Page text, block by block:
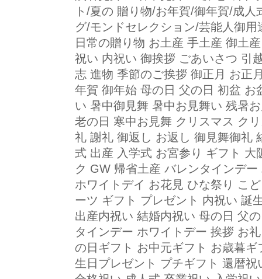
ト/夏の 贈り物/お年賀/御年賀/成
グ/モンドセレクション/芸能人御
日常の贈り物 お土産 手土産 御土
祝い 内祝い 御挨拶 ごあいさつ 引
志 進物 季節のご挨拶 御正月 お正
年賀 御年始 母の日 父の日 初盆
い 暑中御見舞 暑中お見舞い 残暑
老の日 寒中お見舞 クリスマス ク
礼 謝礼 御返し お返し 御見舞御礼
式 出産 入学式 お宮参り ギフト
ク GW 帰省土産 バレンタインデ
ホワイトデイ お花見 ひな祭り こ
ーツ ギフト プレゼント 内祝い 誕
出産内祝い 結婚内祝い 母の日 父
タインデー ホワイトデー 挨拶 お
の日ギフト お中元ギフト お歳暮
生日プレゼント プチギフト 還暦